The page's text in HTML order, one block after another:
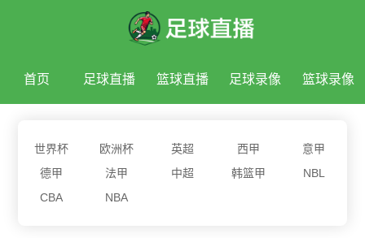
首页 足球直播 篮球直播 足球录像 篮球录像
世界杯 欧洲杯 英超 西甲
意甲
德甲
法甲 中超 韩篮甲
NBL
CBA
NBA